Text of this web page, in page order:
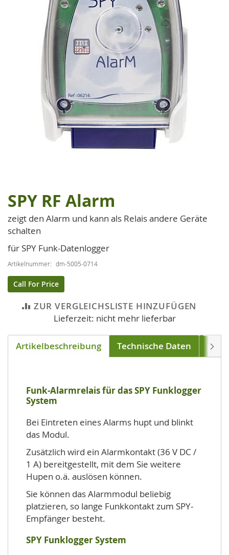
Zum
Anfang
der
Bildgalerie
springen
SPY RF Alarm
zeigt den Alarm und kann als Relais andere Geräte
schalten
für SPY Funk-Datenlogger
Artikelnummer dm-5005-0714
Call For Price
ZUR VERGLEICHSLISTE HINZUFÜGEN
Lieferzeit: nicht mehr lieferbar
Artikelbeschreibung Technische Daten
Funk-Alarmrelais für das SPY Funklogger
System
Bei Eintreten eines Alarms hupt und blinkt
das Modul.
Zusätzlich wird ein Alarmkontakt (36 V DC /
1 A) bereitgestellt, mit dem Sie weitere
Hupen o.ä. auslösen können.
Sie können das Alarmmodul beliebig
platzieren, so lange Funkkontakt zum SPY-
Empfänger besteht.
SPY Funklogger System